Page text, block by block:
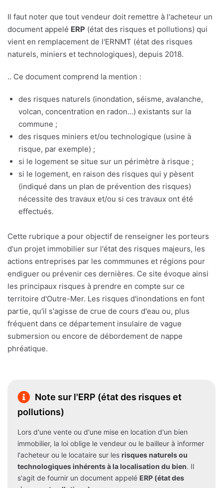
Il faut noter que tout vendeur doit remettre à l'acheteur un
document appelé ERP (état des risques et pollutions) qui
vient en remplacement de l'ERNMT (état des risques
naturels, miniers et technologiques), depuis 2018.
.. Ce document comprend la mention :
des risques naturels (inondation, séisme, avalanche,
volcan, concentration en radon...) existants sur la
commune ;
des risques miniers et/ou technologique (usine à
risque, par exemple) ;
si le logement se situe sur un périmètre à risque ;
si le logement, en raison des risques qui y pèsent
(indiqué dans un plan de prévention des risques)
nécessite des travaux et/ou si ces travaux ont été
effectués.
Cette rubrique a pour objectif de renseigner les porteurs
d'un projet immobilier sur l'état des risques majeurs, les
actions entreprises par les commmunes et régions pour
endiguer ou prévenir ces dernières. Ce site évoque ainsi
les principaux risques à prendre en compte sur ce
territoire d'Outre-Mer. Les risques d'inondations en font
partie, qu'il s'agisse de crue de cours d'eau ou, plus
fréquent dans ce département insulaire de vague
submersion ou encore de débordement de nappe
phréatique.
Note sur l'ERP (état des risques et
pollutions)
Lors d'une vente ou d'une mise en location d'un bien
immobilier, la loi oblige le vendeur ou le bailleur à informer
l'acheteur ou le locataire sur les risques naturels ou
technologiques inhérents à la localisation du bien. Il
s'agit de fournir un document appelé ERP (état des